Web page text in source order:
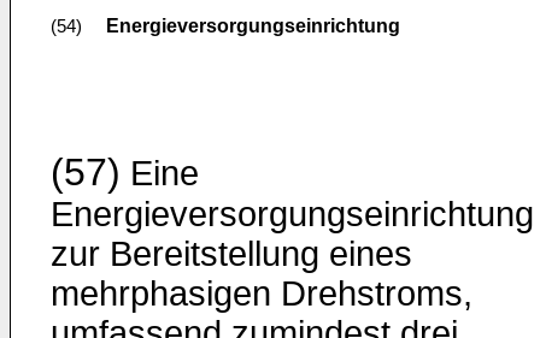
(54) Energieversorgungseinrichtung
(57) Eine
Energieversorgungseinrichtung
zur Bereitstellung eines
mehrphasigen Drehstroms,